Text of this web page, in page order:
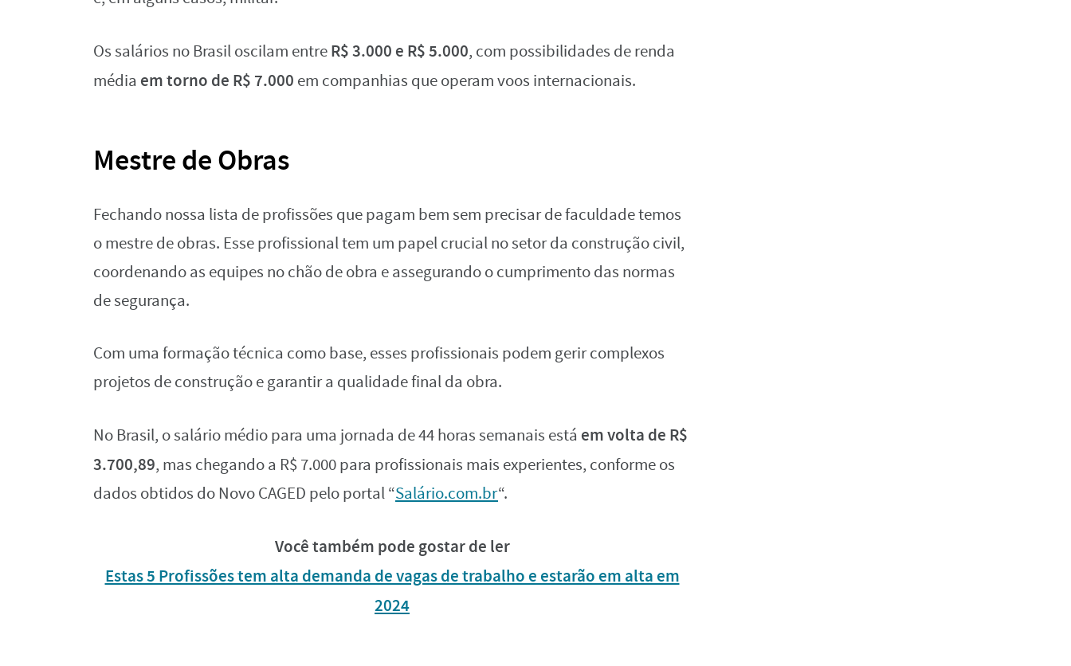
Os salários no Brasil oscilam entreR$ 3.000 e R$ 5.000, com possibilidades de renda
média em torno de R$ 7.000 em companhias que operam voos internacionais.
Mestre de Obras
Fechando nossa lista de profissões que pagam bem sem precisar de faculdade temos
o mestre de obras. Esse profissional tem um papel crucial no setor da construção civil,
coordenando as equipes no chão de obra e assegurando o cumprimento das normas
de segurança.
Com uma formação técnica como base, esses profissionais podem gerir complexos
projetos de construção e garantir a qualidade final da obra.
No Brasil, o salário médio para uma jornada de 44 horas semanais está em volta de R$
3.700,89, mas chegando a R$ 7.000 para profissionais mais experientes, conforme os
dados obtidos do Novo CAGED pelo portal “Salário.com.br“.
Você também pode gostar de ler
Estas 5 Profissões tem alta demanda de vagas de trabalho e estarão em alta em
2024